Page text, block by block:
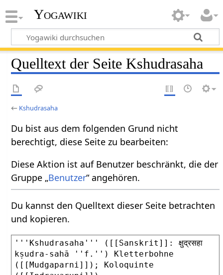
Yogawiki
Quelltext der Seite Kshudrasaha
← Kshudrasaha
Du bist aus dem folgenden Grund nicht
berechtigt, diese Seite zu bearbeiten:
Diese Aktion ist auf Benutzer beschränkt, die der
Gruppe „Benutzer“ angehören.
Du kannst den Quelltext dieser Seite betrachten
und kopieren.